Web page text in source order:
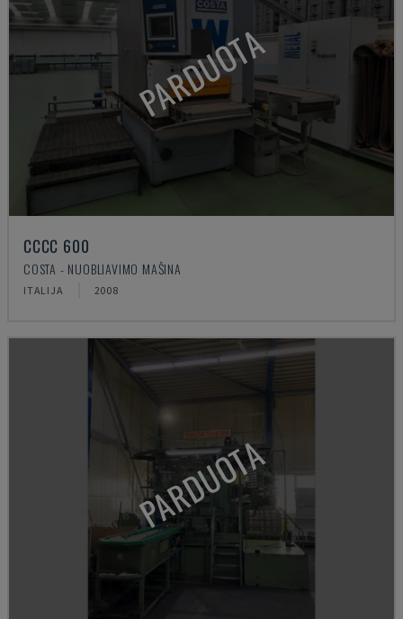
PARDUOTA
CCCC 600
COSTA - NUOBLIAVIMO MAŠINA
ITALIJA 2008
PARDUOTA